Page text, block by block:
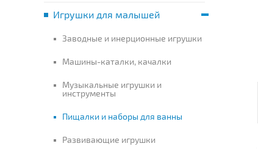
Игрушки для малышей
Заводные и инерционные игрушки
Машины-каталки, качалки
Музыкальные игрушки и
инструменты
Пищалки и наборы для ванны
Развивающие игрушки